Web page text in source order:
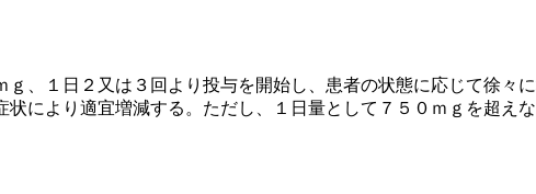
、１日２又は３回より投与を開始し、患者の状態に応じて徐々
により適宜増減する。ただし、１日量として７５０ｍｇを超えな